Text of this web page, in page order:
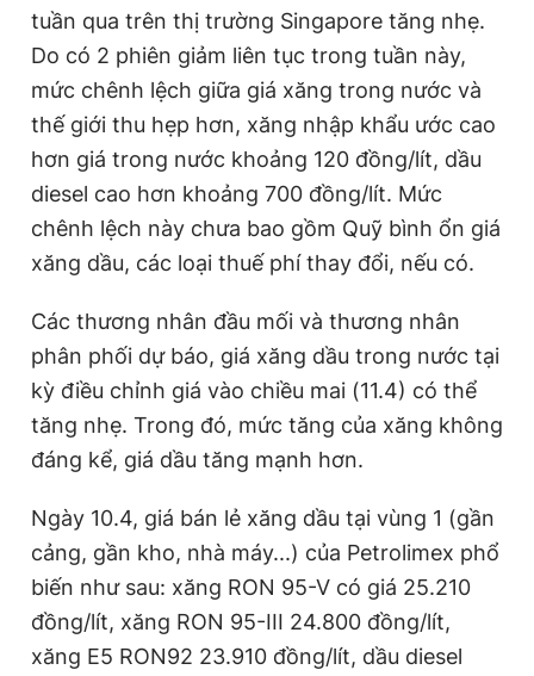
tuần qua trên thị trường Singapore tăng nhẹ.
Do có 2 phiên giảm liên tục trong tuần này,
mức chênh lệch giữa giá xăng trong nước và
thế giới thu hẹp hơn, xăng nhập khẩu ước cao
hơn giá trong nước khoảng 120 đồng/lít, dầu
diesel cao hơn khoảng 700 đồng/lít. Mức
chênh lệch này chưa bao gồm Quỹ bình ổn giá
xăng dầu, các loại thuế phí thay đổi, nếu có.
Các thương nhân đầu mối và thương nhân
phân phối dự báo, giá xăng dầu trong nước tại
kỳ điều chỉnh giá vào chiều mai (11.4) có thể
tăng nhẹ. Trong đó, mức tăng của xăng không
đáng kể, giá dầu tăng mạnh hơn.
Ngày 10.4, giá bán lẻ xăng dầu tại vùng 1 (gần
cảng, gần kho, nhà máy...) của Petrolimex phổ
biến như sau: xăng RON 95-V có giá 25.210
đồng/lít, xăng RON 95-III 24.800 đồng/lít,
xăng E5 RON92 23.910 đồng/lít, dầu diesel